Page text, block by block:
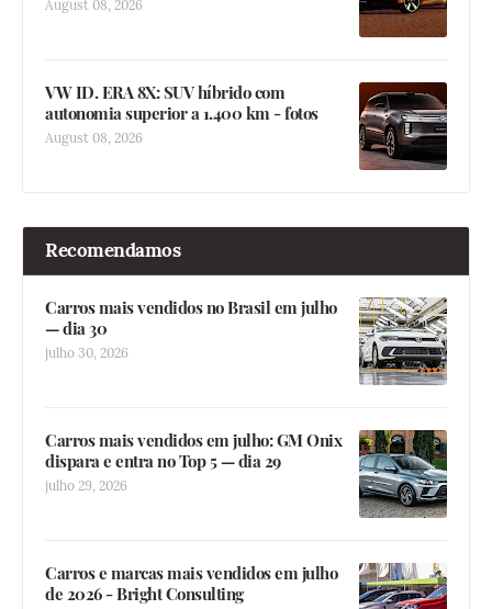
August 08, 2026
VW ID. ERA 8X: SUV híbrido com
autonomia superior a 1.400 km - fotos
August 08, 2026
Recomendamos
Carros mais vendidos no Brasil em julho
— dia 30
julho 30, 2026
Carros mais vendidos em julho: GM Onix
dispara e entra no Top 5 — dia 29
julho 29, 2026
Carros e marcas mais vendidos em julho
de 2026 - Bright Consulting